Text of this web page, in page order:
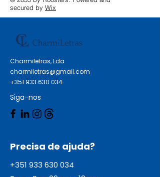
secured by Wix
Charmiletras, Lda
charmiletras@gmail.com
+351 933 630 034
Siga-nos
Precisa de ajuda?
+351 933 630 034